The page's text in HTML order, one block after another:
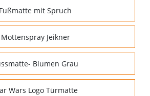
Fußmatte mit Spruch
Mottenspray Jeikner
Blumen Grau
Wars Logo Türmatte